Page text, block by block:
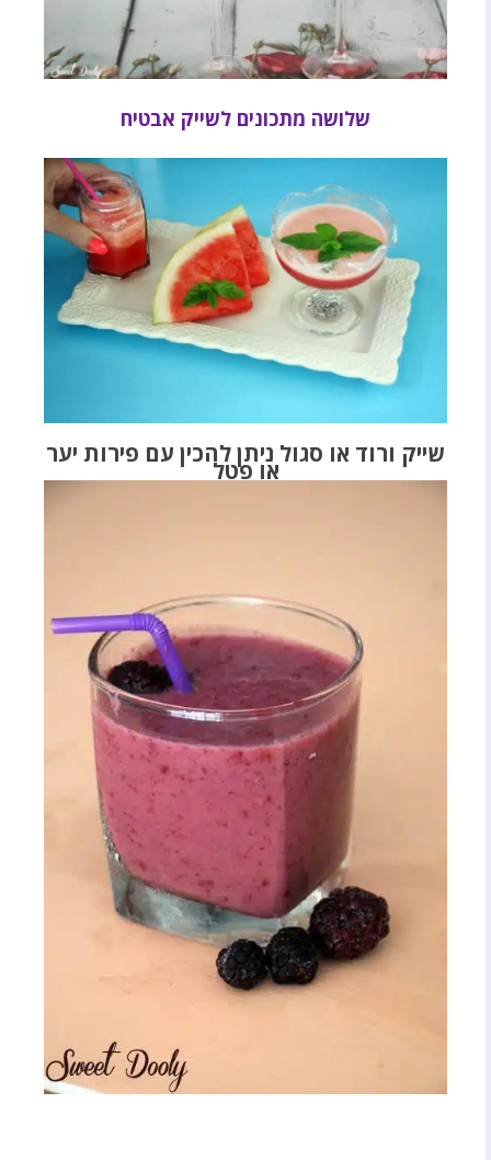
שלושה מתכונים לשייק אבטיח
שייק ורוד או סגול ניתן להכין עם פירות יער
או פטל